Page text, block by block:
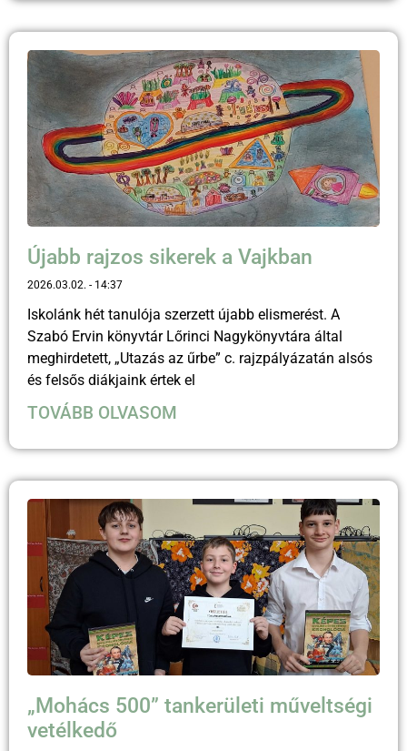
Újabb rajzos sikerek a Vajkban
2026.03.02. 14:37
Iskolánk hét tanulója szerzett újabb elismerést. A
Szabó Ervin könyvtár Lőrinci Nagykönyvtára által
meghirdetett, „Utazás az űrbe” c. rajzpályázatán alsós
és felsős diákjaink értek el
TOVÁBB OLVASOM
„Mohács 500” tankerületi műveltségi
vetélkedő